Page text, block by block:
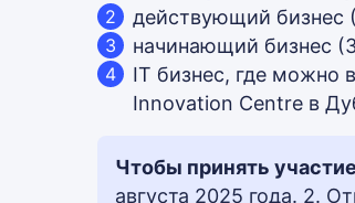
действующий бизнес
начинающий бизнес
IT бизнес, где можно
Innovation Centre в
Чтобы принять
августа 2025 года. 2.